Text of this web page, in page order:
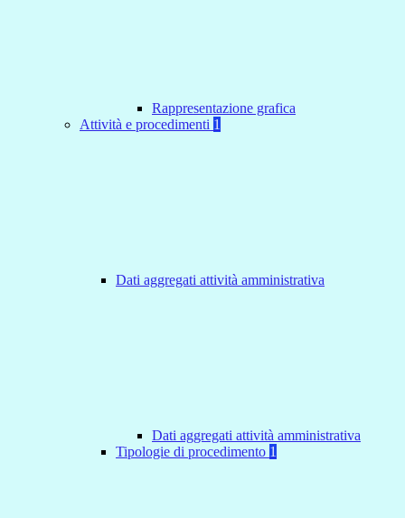
Rappresentazione grafica
Attività e procedimenti 1
Dati aggregati attività amministrativa
Dati aggregati attività amministrativa
Tipologie di procedimento 1